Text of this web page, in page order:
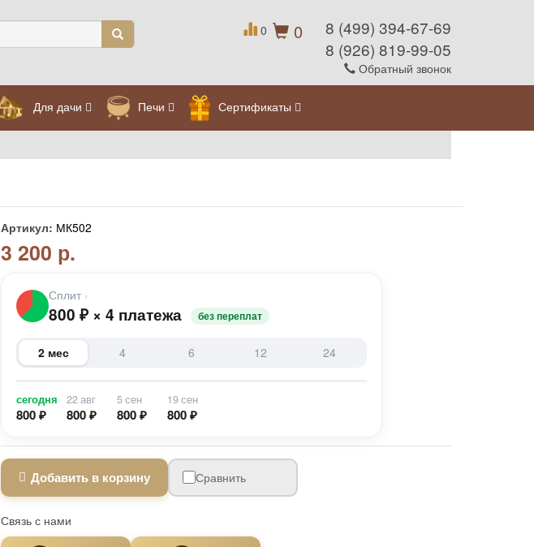
0
0
8 (499) 394-67-69
8 (926) 819-99-05
Обратный звонок
Для дачи Печи Сертификаты
Артикул: МК502
3 200 р.
Сплит ›
800 ₽ × 4 платежа без переплат
2 мес 4 6 12 24
сегодня
800 ₽
22 авг
800 ₽
5 сен
800 ₽
19 сен
800 ₽
Добавить в корзину Сравнить
Связь с нами